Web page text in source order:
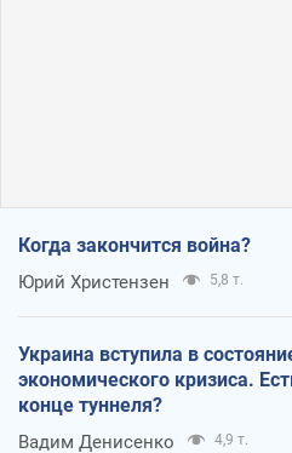
Когда закончится война?
Юрий Христензен 5,8 т.
Украина вступила в
экономического кризиса.
конце туннеля?
Вадим Денисенко 4,9 т.